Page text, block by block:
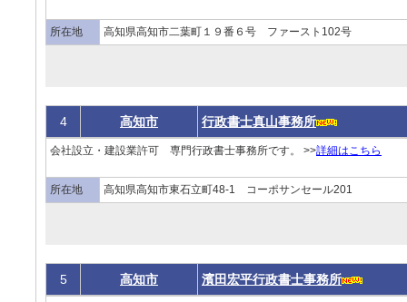
所在地 高知県高知市二葉町１９番６号 ファースト102号
4 高知市 行政書士真山事務所
会社設立・建設業許可 専門行政書士事務所です。 >>詳細はこちら
所在地 高知県高知市東石立町48-1 コーポサンセール201
5 高知市 濱田宏平行政書士事務所